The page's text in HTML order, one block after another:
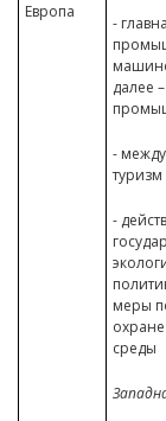
Европа
-
далее
-
туризм
-
меры
среды